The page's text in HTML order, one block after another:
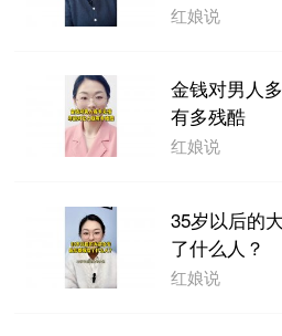
红娘说
金钱对男人
有多残酷
红娘说
35岁以后的
了什么人？
红娘说